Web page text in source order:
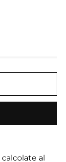
calcolate al